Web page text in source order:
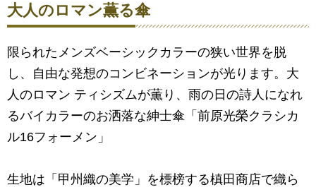
大人のロマン薫る傘
限られたメンズベーシックカラーの狭い世界を脱
し、自由な発想のコンビネーションが光ります。大
人のロマン ティシズムが薫り、雨の日の詩人になれ
るバイカラーのお洒落な紳士傘「前原光榮クラシカ
ル16フォーメン」
生地は「甲州織の美学」を標榜する槙田商店で織ら